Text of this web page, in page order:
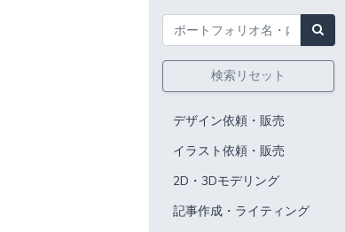
検索リセット
デザイン依頼・販売
イラスト依頼・販売
2D・3Dモデリング
記事作成・ライティング